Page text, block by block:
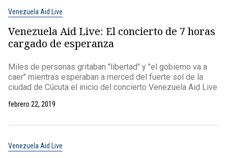
Venezuela Aid Live
Venezuela Aid Live: El concierto de 7 horas
cargado de esperanza
Miles de personas gritaban "libertad" y "el gobierno va a
caer" mientras esperaban a merced del fuerte sol de la
ciudad de Cúcuta el inicio del concierto Venezuela Aid Live
febrero 22, 2019
Venezuela Aid Live